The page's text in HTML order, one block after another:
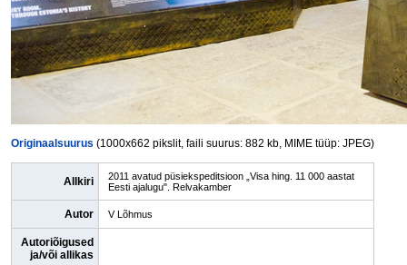
Originaalsuurus (1000x662 pikslit, faili suurus: 882 kb, MIME tüüp: JPEG)
Allkiri
2011 avatud püsiekspeditsioon „Visa hing. 11 000 aastat
Eesti ajalugu". Relvakamber
Autor V Lõhmus
Autoriõigused
ja/või allikas